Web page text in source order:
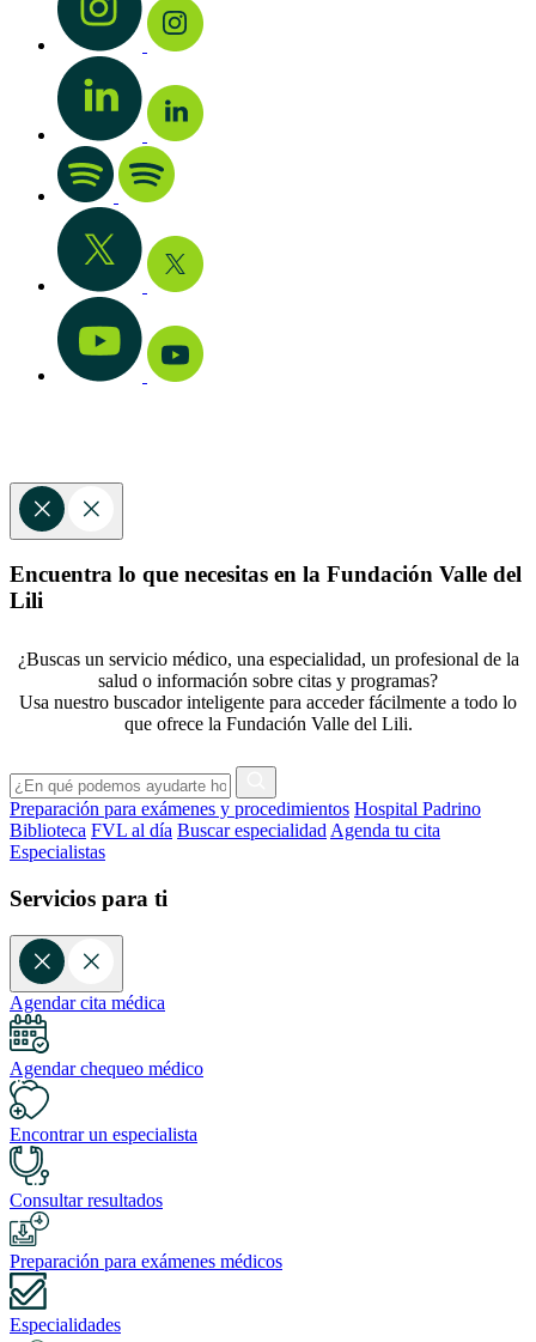
Encuentra lo que necesitas en la Fundación Valle del
Lili
¿Buscas un servicio médico, una especialidad, un profesional de la
salud o información sobre citas y programas?
Usa nuestro buscador inteligente para acceder fácilmente a todo lo
que ofrece la Fundación Valle del Lili.
Preparación para exámenes y procedimientos Hospital Padrino
Biblioteca FVL al día Buscar especialidad Agenda tu cita
Especialistas
Servicios para ti
Agendar cita médica
Agendar chequeo médico
Encontrar un especialista
Consultar resultados
Preparación para exámenes médicos
Especialidades